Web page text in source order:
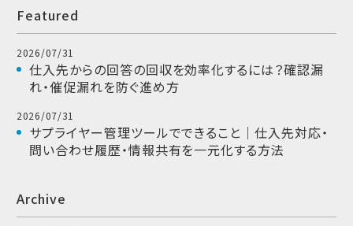
Featured
2026/07/31
仕入先からの回答の回収を効率化するには？確認漏
れ・催促漏れを防ぐ進め方
2026/07/31
サプライヤー管理ツールでできること｜仕入先対応・
問い合わせ履歴・情報共有を一元化する方法
Archive